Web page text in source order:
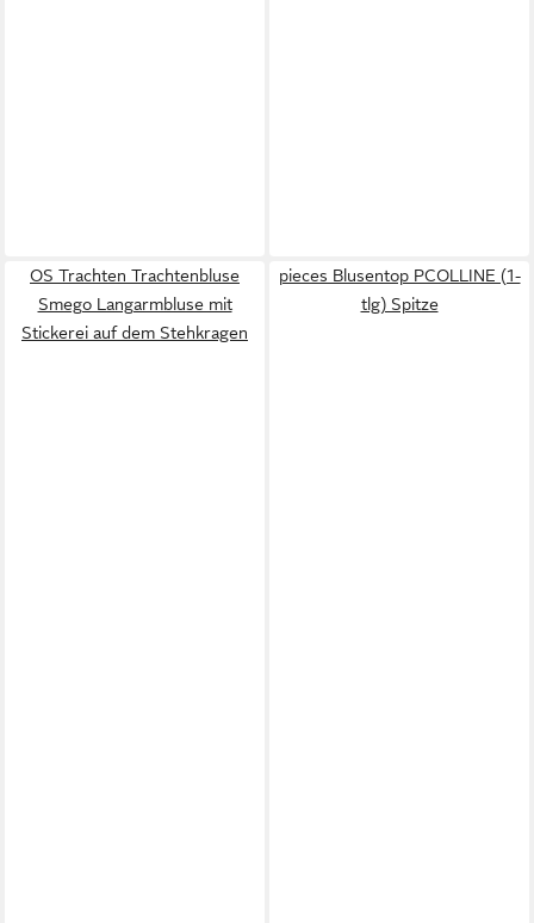
OS Trachten Trachtenbluse
Smego Langarmbluse mit
Stickerei auf dem Stehkragen
pieces Blusentop PCOLLINE (1-
tlg) Spitze